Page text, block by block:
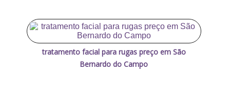
tratamento facial para rugas preço em São
Bernardo do Campo